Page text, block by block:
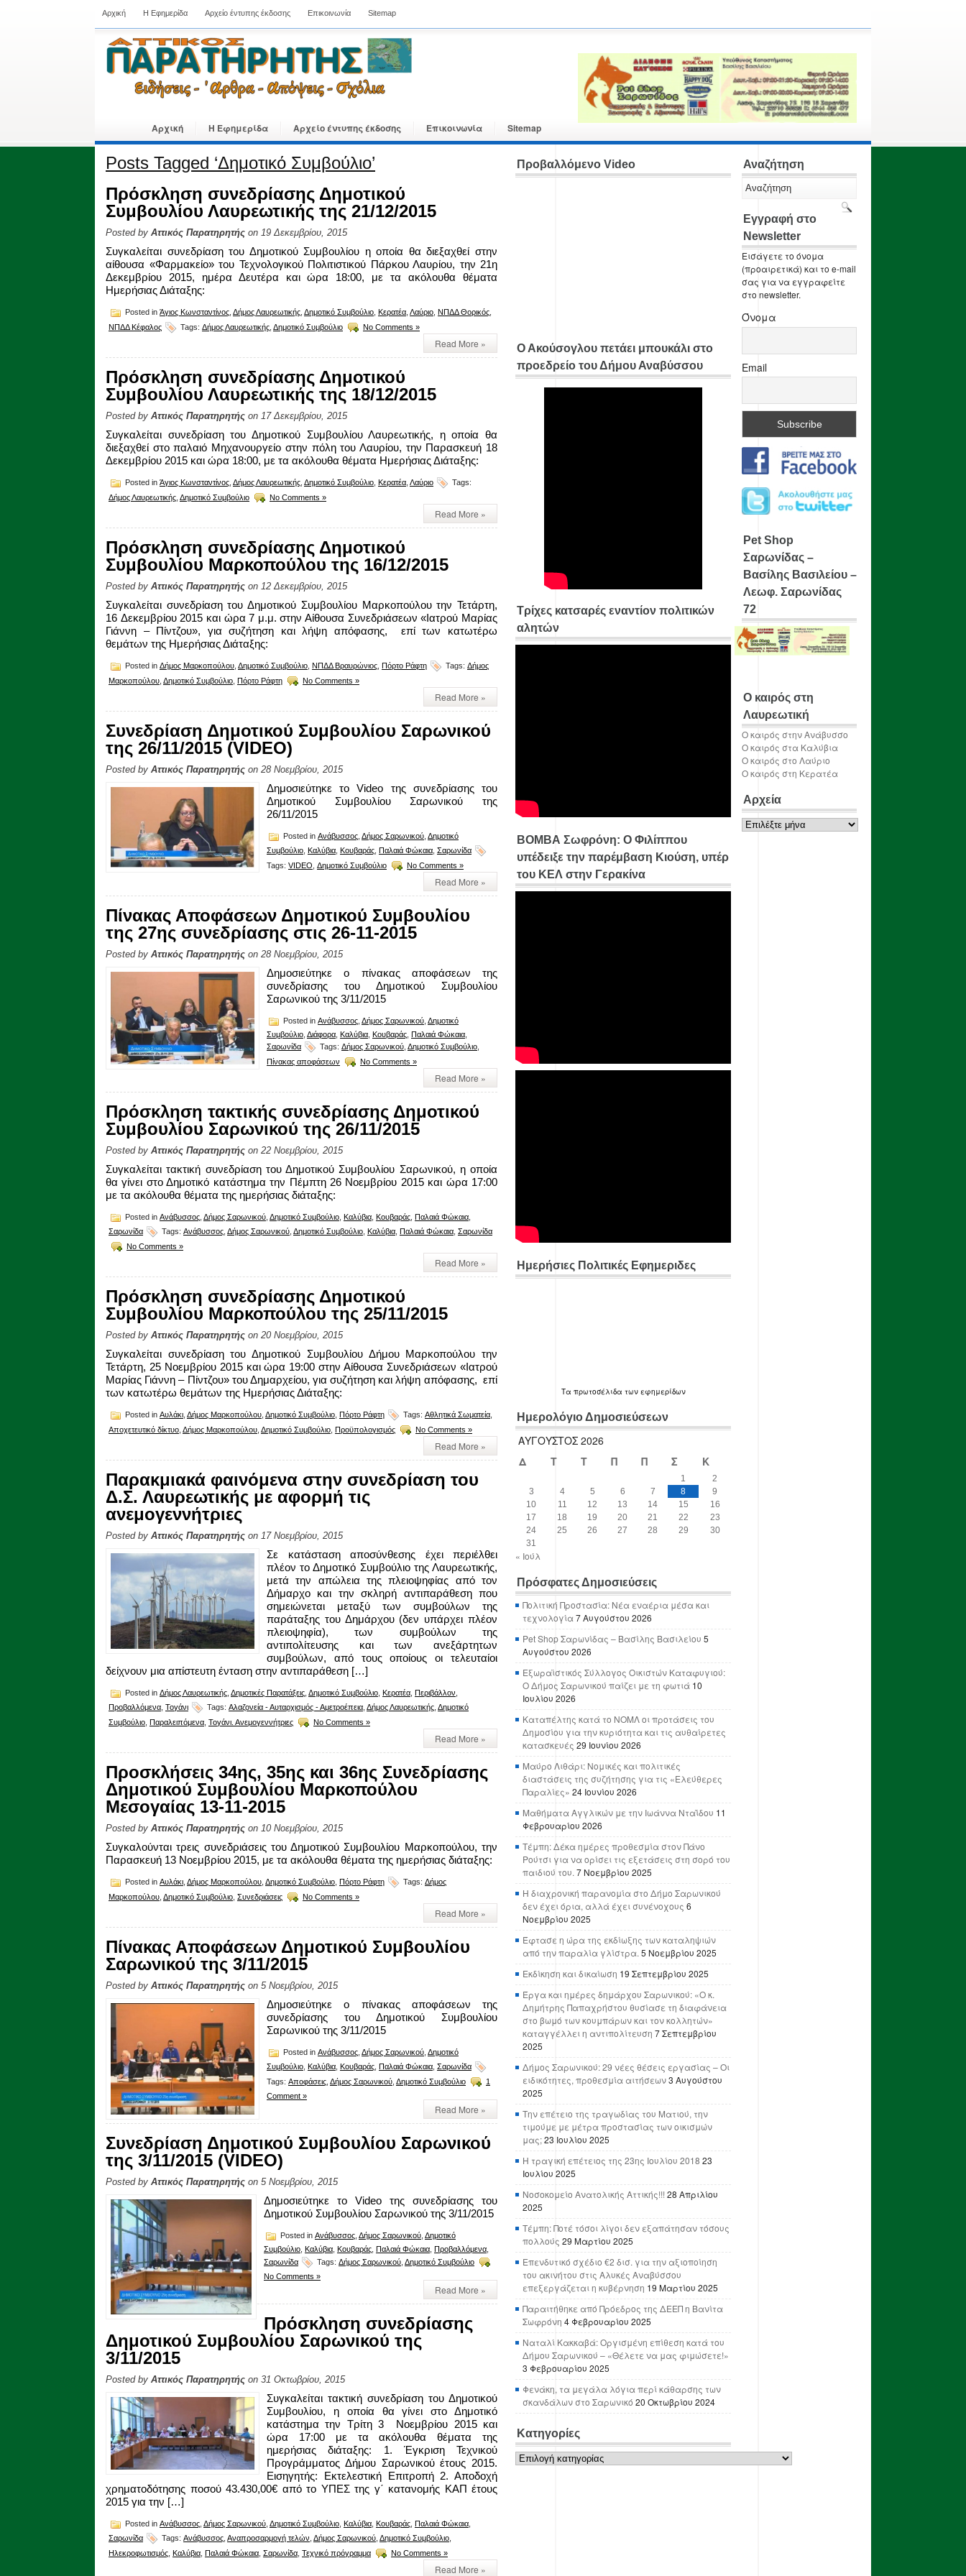
Αρχική Η Εφημερίδα Αρχείο έντυπης έκδοσης Επικοινωνία Sitemap
Αρχική Η Εφημερίδα Αρχείο έντυπης έκδοσης Επικοινωνία Sitemap
Posts Tagged ‘Δημοτικό Συμβούλιο’
Πρόσκληση συνεδρίασης Δημοτικού
Συμβουλίου Λαυρεωτικής της 21/12/2015
Posted by Αττικός Παρατηρητής on 19 Δεκεμβρίου, 2015
Συγκαλείται συνεδρίαση του Δημοτικού Συμβουλίου η οποία θα διεξαχθεί στην
αίθουσα «Φαρμακείο» του Τεχνολογικού Πολιτιστικού Πάρκου Λαυρίου, την 21η
Δεκεμβρίου 2015, ημέρα Δευτέρα και ώρα 18:00, με τα ακόλουθα θέματα
Ημερήσιας Διάταξης:
Posted in Άγιος Κωνσταντίνος Δήμος Λαυρεωτικής Δημοτικό Συμβούλιο Κερατέα Λαύριο ΝΠΔΔ Θορικός
ΝΠΔΔ Κέφαλος
Tags: Δήμος Λαυρεωτικής Δημοτικό Συμβούλιο No Comments »
Read More »
Πρόσκληση συνεδρίασης Δημοτικού
Συμβουλίου Λαυρεωτικής της 18/12/2015
Posted by Αττικός Παρατηρητής on 17 Δεκεμβρίου, 2015
Συγκαλείται συνεδρίαση του Δημοτικού Συμβουλίου Λαυρεωτικής, η οποία θα
διεξαχθεί στο παλαιό Μηχανουργείο στην πόλη του Λαυρίου, την Παρασκευή 18
Δεκεμβρίου 2015 και ώρα 18:00, με τα ακόλουθα θέματα Ημερήσιας Διάταξης:
Posted in Άγιος Κωνσταντίνος Δήμος Λαυρεωτικής Δημοτικό Συμβούλιο Κερατέα Λαύριο
Tags:
Δήμος Λαυρεωτικής Δημοτικό Συμβούλιο No Comments »
Read More »
Πρόσκληση συνεδρίασης Δημοτικού
Συμβουλίου Μαρκοπούλου της 16/12/2015
Posted by Αττικός Παρατηρητής on 12 Δεκεμβρίου, 2015
Συγκαλείται συνεδρίαση του Δημοτικού Συμβουλίου Μαρκοπούλου την Τετάρτη,
16 Δεκεμβρίου 2015 και ώρα 7 μ.μ. στην Αίθουσα Συνεδριάσεων «Ιατρού Μαρίας
Γιάννη – Πίντζου», για συζήτηση και λήψη απόφασης, επί των κατωτέρω
θεμάτων της Ημερήσιας Διάταξης:
Posted in Δήμος Μαρκοπούλου Δημοτικό Συμβούλιο ΝΠΔΔ Βραυρώνιος Πόρτο Ράφτη Tags: Δήμος
Μαρκοπούλου Δημοτικό Συμβούλιο Πόρτο Ράφτη No Comments »
Read More »
Συνεδρίαση Δημοτικού Συμβουλίου Σαρωνικού
της 26/11/2015 (VIDEO)
Posted by Αττικός Παρατηρητής on 28 Νοεμβρίου, 2015
Δημοσιεύτηκε το Video της συνεδρίασης του
Δημοτικού Συμβουλίου Σαρωνικού της
26/11/2015
Posted in Ανάβυσσος Δήμος Σαρωνικού Δημοτικό
Συμβούλιο Καλύβια Κουβαράς Παλαιά Φώκαια Σαρωνίδα
Tags: VIDEO Δημοτικό Συμβούλιο No Comments »
Read More »
Πίνακας Αποφάσεων Δημοτικού Συμβουλίου
της 27ης συνεδρίασης στις 26-11-2015
Posted by Αττικός Παρατηρητής on 28 Νοεμβρίου, 2015
Δημοσιεύτηκε ο πίνακας αποφάσεων της
συνεδρίασης του Δημοτικού Συμβουλίου
Σαρωνικού της 3/11/2015
Posted in Ανάβυσσος Δήμος Σαρωνικού Δημοτικό
Συμβούλιο Διάφορα Καλύβια Κουβαράς Παλαιά Φώκαια
Σαρωνίδα
Tags: Δήμος Σαρωνικού Δημοτικό Συμβούλιο
Πίνακας αποφάσεων
No Comments »
Read More »
Πρόσκληση τακτικής συνεδρίασης Δημοτικού
Συμβουλίου Σαρωνικού της 26/11/2015
Posted by Αττικός Παρατηρητής on 22 Νοεμβρίου, 2015
Συγκαλείται τακτική συνεδρίαση του Δημοτικού Συμβουλίου Σαρωνικού, η οποία
θα γίνει στο Δημοτικό κατάστημα την Πέμπτη 26 Νοεμβρίου 2015 και ώρα 17:00
με τα ακόλουθα θέματα της ημερήσιας διάταξης:
Posted in Ανάβυσσος Δήμος Σαρωνικού Δημοτικό Συμβούλιο Καλύβια Κουβαράς Παλαιά Φώκαια
Σαρωνίδα
Tags: Ανάβυσσος Δήμος Σαρωνικού Δημοτικό Συμβούλιο Καλύβια Παλαιά Φώκαια Σαρωνίδα
No Comments »
Read More »
Πρόσκληση συνεδρίασης Δημοτικού
Συμβουλίου Μαρκοπούλου της 25/11/2015
Posted by Αττικός Παρατηρητής on 20 Νοεμβρίου, 2015
Συγκαλείται συνεδρίαση του Δημοτικού Συμβουλίου Δήμου Μαρκοπούλου την
Τετάρτη, 25 Νοεμβρίου 2015 και ώρα 19:00 στην Αίθουσα Συνεδριάσεων «Ιατρού
Μαρίας Γιάννη – Πίντζου» του Δημαρχείου, για συζήτηση και λήψη απόφασης, επί
των κατωτέρω θεμάτων της Ημερήσιας Διάταξης:
Posted in Αυλάκι Δήμος Μαρκοπούλου Δημοτικό Συμβούλιο Πόρτο Ράφτη Tags: Αθλητικά Σωματεία
Αποχετευτικό δίκτυο Δήμος Μαρκοπούλου Δημοτικό Συμβούλιο Προϋπολογισμός No Comments »
Read More »
Παρακμιακά φαινόμενα στην συνεδρίαση του
Δ.Σ. Λαυρεωτικής με αφορμή τις
ανεμογεννήτριες
Posted by Αττικός Παρατηρητής on 17 Νοεμβρίου, 2015
Σε κατάσταση αποσύνθεσης έχει περιέλθει
πλέον το Δημοτικό Συμβούλιο της Λαυρεωτικής,
μετά την απώλεια της πλειοψηφίας από τον
Δήμαρχο και την σκληρή αντιπαράθεση που
σημειώνεται μεταξύ των συμβούλων της
παράταξης του Δημάρχου (δεν υπάρχει πλέον
πλειοψηφία), των συμβούλων της
αντιπολίτευσης και των ανεξάρτητων
συμβούλων, από τους οποίους οι τελευταίοι
δείχνουν μια απίστευτη ένταση στην αντιπαράθεση […]
Posted in Δήμος Λαυρεωτικής Δημοτικές Παρατάξεις Δημοτικό Συμβούλιο Κερατέα Περιβάλλον
Προβαλλόμενα Τογάνι Tags: Αλαζονεία - Αυταρχισμός - Αμετροέπεια Δήμος Λαυρεωτικής Δημοτικό
Συμβούλιο Παραλειπόμενα Τογάνι. Ανεμογεννήτριες No Comments »
Read More »
Προσκλήσεις 34ης, 35ης και 36ης Συνεδρίασης
Δημοτικού Συμβουλίου Μαρκοπούλου
Μεσογαίας 13-11-2015
Posted by Αττικός Παρατηρητής on 10 Νοεμβρίου, 2015
Συγκαλούνται τρεις συνεδριάσεις του Δημοτικού Συμβουλίου Μαρκοπούλου, την
Παρασκευή 13 Νοεμβρίου 2015, με τα ακόλουθα θέματα της ημερήσιας διάταξης:
Posted in Αυλάκι Δήμος Μαρκοπούλου Δημοτικό Συμβούλιο Πόρτο Ράφτη Tags: Δήμος
Μαρκοπούλου Δημοτικό Συμβούλιο Συνεδριάσεις No Comments »
Read More »
Πίνακας Αποφάσεων Δημοτικού Συμβουλίου
Σαρωνικού της 3/11/2015
Posted by Αττικός Παρατηρητής on 5 Νοεμβρίου, 2015
Δημοσιεύτηκε ο πίνακας αποφάσεων της
συνεδρίασης του Δημοτικού Συμβουλίου
Σαρωνικού της 3/11/2015
Posted in Ανάβυσσος Δήμος Σαρωνικού Δημοτικό
Συμβούλιο Καλύβια Κουβαράς Παλαιά Φώκαια Σαρωνίδα
Tags: Αποφάσεις Δήμος Σαρωνικού Δημοτικό Συμβούλιο
1
Comment »
Read More »
Συνεδρίαση Δημοτικού Συμβουλίου Σαρωνικού
της 3/11/2015 (VIDEO)
Posted by Αττικός Παρατηρητής on 5 Νοεμβρίου, 2015
Δημοσιεύτηκε το Video της συνεδρίασης του
Δημοτικού Συμβουλίου Σαρωνικού της 3/11/2015
Posted in Ανάβυσσος Δήμος Σαρωνικού Δημοτικό
Συμβούλιο Καλύβια Κουβαράς Παλαιά Φώκαια Προβαλλόμενα
Σαρωνίδα
Tags: Δήμος Σαρωνικού Δημοτικό Συμβούλιο
No Comments »
Read More »
Πρόσκληση συνεδρίασης
Δημοτικού Συμβουλίου Σαρωνικού της
3/11/2015
Posted by Αττικός Παρατηρητής on 31 Οκτωβρίου, 2015
Συγκαλείται τακτική συνεδρίαση του Δημοτικού
Συμβουλίου, η οποία θα γίνει στο Δημοτικό
κατάστημα την Τρίτη 3 Νοεμβρίου 2015 και
ώρα 17:00 με τα ακόλουθα θέματα της
ημερήσιας διάταξης: 1. Έγκριση Τεχνικού
Προγράμματος Δήμου Σαρωνικού έτους 2015.
Εισηγητής: Εκτελεστική Επιτροπή 2. Αποδοχή
χρηματοδότησης ποσού 43.430,00€ από το ΥΠΕΣ της γ΄ κατανομής ΚΑΠ έτους
2015 για την […]
Posted in Ανάβυσσος Δήμος Σαρωνικού Δημοτικό Συμβούλιο Καλύβια Κουβαράς Παλαιά Φώκαια
Σαρωνίδα
Tags: Ανάβυσσος Αναπροσαρμογή τελών Δήμος Σαρωνικού Δημοτικό Συμβούλιο
Ηλεκροφωτισμός Καλύβια Παλαιά Φώκαια Σαρωνίδα Τεχνικό πρόγραμμα No Comments »
Read More »
Προβαλλόμενο Video
Ο Ακούσογλου πετάει μπουκάλι στο
προεδρείο του Δήμου Αναβύσσου
Τρίχες κατσαρές εναντίον πολιτικών
αλητών
ΒΟΜΒΑ Σωφρόνη: Ο Φιλίππου
υπέδειξε την παρέμβαση Κιούση, υπέρ
του ΚΕΛ στην Γερακίνα
Ημερήσιες Πολιτικές Εφημεριδες
Τα πρωτοσέλιδα των εφημερίδων
Ημερολόγιο Δημοσιεύσεων
ΑΎΓΟΥΣΤΟΣ 2026
Δ
Τ Τ Π Π Σ Κ
1
2
3
4 5 6 7 8
9
10
11 12 13 14 15
16
17
18 19 20 21 22
23
24
25 26 27 28 29
30
31
« Ιούλ
Πρόσφατες Δημοσιεύσεις
Πολιτική Προστασία: Νέα εναέρια μέσα και
τεχνολογία7 Αυγούστου 2026
Pet Shop Σαρωνίδας – Βασίλης Βασιλείου 5
Αυγούστου 2026
Εξωραϊστικός Σύλλογος Οικιστών Καταφυγιού:
Ο Δήμος Σαρωνικού παίζει με τη φωτιά 10
Ιουλίου 2026
Καταπέλτης κατά το ΝΟΜΛ οι προτάσεις του
Δημοσίου για την κυριότητα και τις αυθαίρετες
κατασκευές 29 Ιουνίου 2026
Μαύρο Λιθάρι: Νομικές και πολιτικές
διαστάσεις της συζήτησης για τις «Ελεύθερες
Παραλίες» 24 Ιουνίου 2026
Μαθήματα Αγγλικών με την Ιωάννα Νταΐδου 11
Φεβρουαρίου 2026
Τέμπη: Δέκα ημέρες προθεσμία στον Πάνο
Ρούτσι για να ορίσει τις εξετάσεις στη σορό του
παιδιού του. 7 Νοεμβρίου 2025
Η διαχρονική παρανομία στο Δήμο Σαρωνικού
δεν έχει όρια, αλλά έχει συνένοχους 6
Νοεμβρίου 2025
Έφτασε η ώρα της εκδίωξης των καταληψιών
από την παραλία γλίστρα. 5 Νοεμβρίου 2025
Εκδίκηση και δικαίωση 19 Σεπτεμβρίου 2025
Έργα και ημέρες δημάρχου Σαρωνικού: «Ο κ.
Δημήτρης Παπαχρήστου θυσίασε τη διαφάνεια
στο βωμό των κουμπάρων και τον κολλητών»
καταγγέλλει η αντιπολίτευση 7 Σεπτεμβρίου
2025
Δήμος Σαρωνικού: 29 νέες θέσεις εργασίας – Οι
ειδικότητες, προθεσμία αιτήσεων3 Αυγούστου
2025
Την επέτειο της τραγωδίας του Ματιού, την
τιμούμε με μέτρα προστασίας των οικισμών
μας;23 Ιουλίου 2025
Η τραγική επέτειος της 23ης Ιουλίου 2018 23
Ιουλίου 2025
Νοσοκομείο Ανατολικής Αττικής!!! 28 Απριλίου
2025
Τέμπη: Ποτέ τόσοι λίγοι δεν εξαπάτησαν τόσους
πολλούς 29 Μαρτίου 2025
Επενδυτικό σχέδιο €2 δισ. για την αξιοποίηση
του ακινήτου στις Αλυκές Αναβύσσου
επεξεργάζεται η κυβέρνηση 19 Μαρτίου 2025
Παραιτήθηκε από Πρόεδρος της ΔΕΕΠ η Βανίτα
Σωφρόνη 4 Φεβρουαρίου 2025
Ναταλί Κακκαβά: Οργισμένη επίθεση κατά του
Δήμου Σαρωνικού – «Θέλετε να μας φιμώσετε!»
3 Φεβρουαρίου 2025
Φενάκη, τα μεγάλα λόγια περί κάθαρσης των
σκανδάλων στο Σαρωνικό 20 Οκτωβρίου 2024
Κατηγορίες
Κατηγορίες
Αναζήτηση
Εγγραφή στο
Newsletter
Εισάγετε το όνομα
(προαιρετικά) και το e-mail
σας για να εγγραφείτε
στο newsletter.
Όνομα
Email
Pet Shop
Σαρωνίδας –
Βασίλης Βασιλείου –
Λεωφ. Σαρωνίδας
72
Ο καιρός στη
Λαυρεωτική
Ο καιρός στην Ανάβυσσο
Ο καιρός στα Καλύβια
Ο καιρός στο Λαύριο
Ο καιρός στη Κερατέα
Αρχεία
Αρχεία